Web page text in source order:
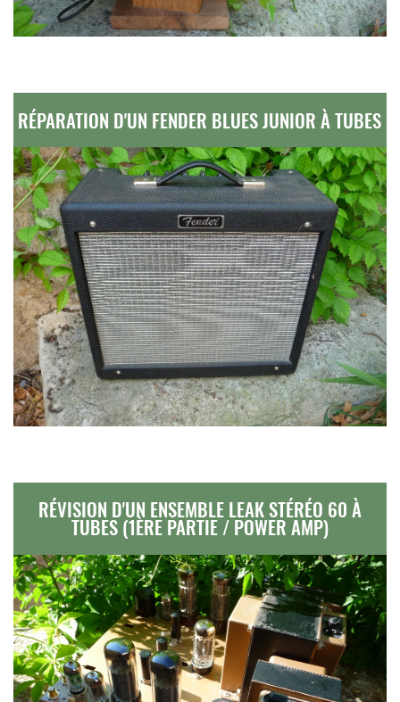
RÉPARATION D'UN FENDER BLUES JUNIOR À TUBES
RÉVISION D'UN ENSEMBLE LEAK STÉRÉO 60 À
TUBES (1ÈRE PARTIE / POWER AMP)